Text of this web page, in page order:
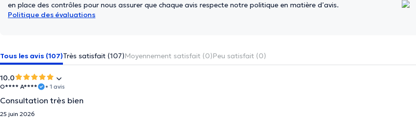
en place des contrôles pour nous assurer que chaque avis respecte notre politique en matière d’avis.
Politique des évaluations
Tous les avis (107)Très satisfait (107)Moyennement satisfait (0)Peu satisfait (0)
10.0
O**** A**** • 1 avis
Consultation très bien
25 juin 2026